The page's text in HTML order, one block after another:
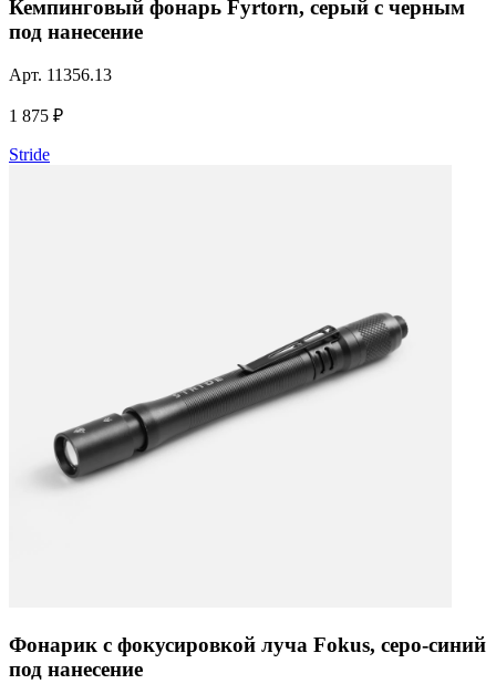
Кемпинговый фонарь Fyrtorn, серый с черным
под нанесение
Арт. 11356.13
1 875 ₽
Stride
Фонарик с фокусировкой луча Fokus, серо-синий
под нанесение